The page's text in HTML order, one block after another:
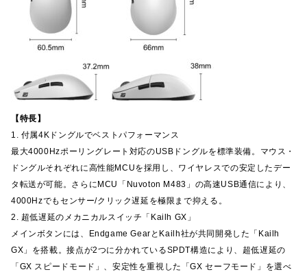
【特長】
1. 付属4Kドングルでベストパフォーマンス
最大4000Hzポーリングレート対応のUSBドングルを標準装備。マウス・
ドングルそれぞれに高性能MCUを採用し、ワイヤレスでの安定したデー
タ転送が可能。さらにMCU「Nuvoton M483」の高速USB通信により、
4000Hzでもセンサー/クリック遅延を極限まで抑える。
2. 超低遅延のメカニカルスイッチ「Kailh GX」
メインボタンには、Endgame GearとKailh社が共同開発した「Kailh
GX」を搭載。接点が2つに分かれているSPDT構造により、超低遅延の
「GX スピードモード」、安定性を重視した「GX セーフモード」を選べ